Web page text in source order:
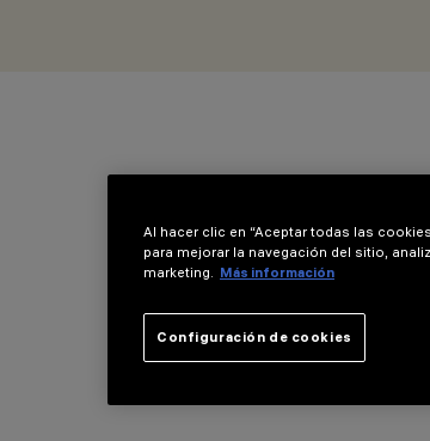
Al hacer clic en “Aceptar todas las
para mejorar la navegación del sitio,
marketing. Más información
Configuración de cookies